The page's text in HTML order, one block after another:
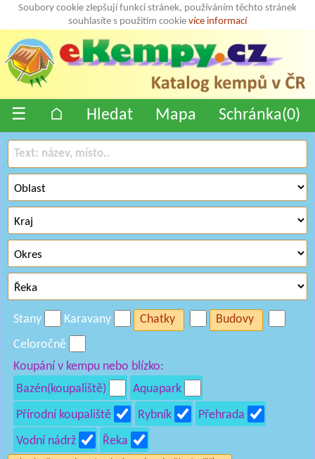
Soubory cookie zlepšují funkci stránek, používáním těchto stránek
souhlasíte s použitím cookie více informací
☰ ⌂ Hledat Mapa Schránka(0)
Stany Karavany Chatky
Budovy
Celoročně
Koupání v kempu nebo blízko:
Bazén(koupaliště)
Aquapark
Přírodní koupaliště
Rybník
Přehrada
Vodní nádrž
Řeka